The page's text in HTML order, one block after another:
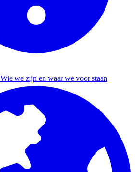
Wie we zijn en waar we voor staan